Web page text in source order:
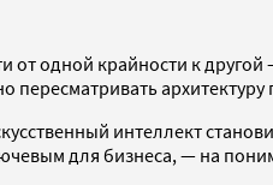
от одной крайности к
пересматривать
интеллект
для бизнеса, — на